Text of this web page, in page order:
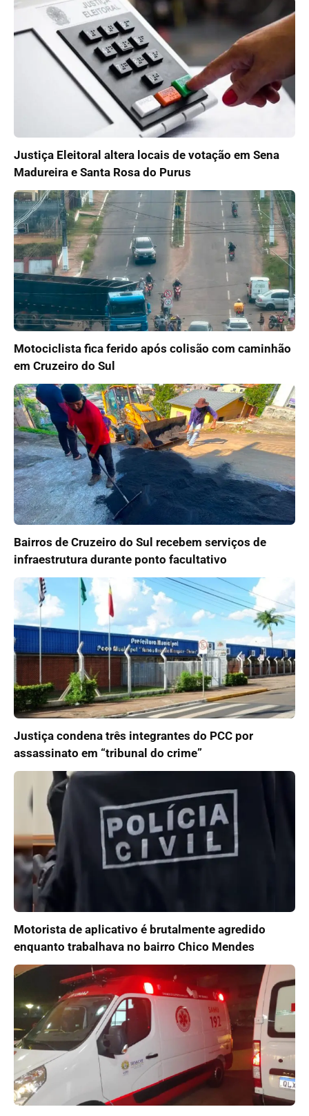
Justiça Eleitoral altera locais de votação em Sena
Madureira e Santa Rosa do Purus
Motociclista fica ferido após colisão com caminhão
em Cruzeiro do Sul
Bairros de Cruzeiro do Sul recebem serviços de
infraestrutura durante ponto facultativo
Justiça condena três integrantes do PCC por
assassinato em “tribunal do crime”
Motorista de aplicativo é brutalmente agredido
enquanto trabalhava no bairro Chico Mendes